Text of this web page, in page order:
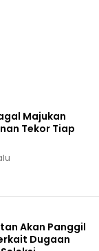
Majukan
Tekor Tiap
Akan Panggil
Dugaan